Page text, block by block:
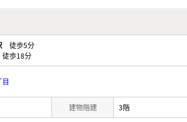
徒歩5分
歩18分
建物階建 3階